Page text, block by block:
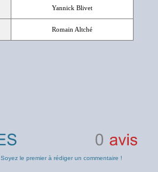
Yannick Blivet
Romain Altché
Soyez le premier à rédiger un commentaire !